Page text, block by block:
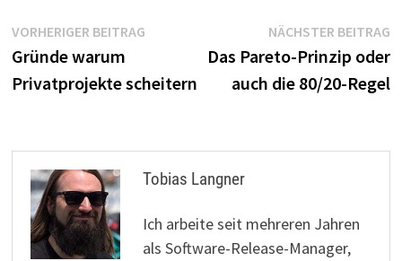
Beitragsnavigation
VORHERIGER BEITRAGVorheriger
Gründe warum
Privatprojekte scheitern
NÄCHSTER BEITRAG
Das Pareto-Prinzip oder
auch die 80/20-Regel
Tobias Langner
Ich arbeite seit mehreren Jahren
als Software-Release-Manager,